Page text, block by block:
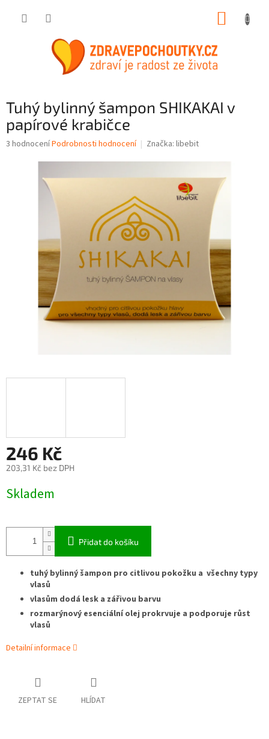
Tuhý bylinný šampon SHIKAKAI v
papírové krabičce
Průměrné
3 hodnoceníPodrobnosti hodnocení Značka: libebit
246 Kč
203,31 Kč bez DPH
cena:
Skladem
Přidat do košíku
tuhý bylinný šampon pro citlivou pokožku a všechny typy
vlasů
vlasům dodá lesk a zářivou barvu
rozmarýnový esenciální olej prokrvuje a podporuje růst
vlasů
Detailní informace
ZEPTAT SE HLÍDAT